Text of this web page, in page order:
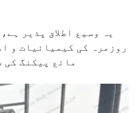
یہ وسیع اطلاق پذیر
روزمرہ کی کیمیائیات و
مائع پیکنگ کی